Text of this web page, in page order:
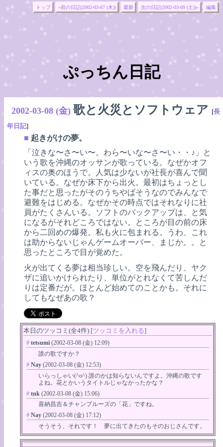
トップ «前の日記(2002-03-07 (木)) 最新 次の日記(2002-03-09 (土))» 編集
ぷっちん日記
2002-03-08 (金) 歌と火災とソフトウェア [長
年日記]
■ 起きがけの夢。
「泣きな〜さ〜い〜。わら〜いな〜さ〜い・・♪」と
いう歌を沖縄のオッサンが歌っている。なぜかオフ
ィスの奥のほうで。人気は少ないが社長が喜んで聞
いている。なぜか床下から出火。最初はちょっとし
た事だと思ったがそのうちやばそうなのでみんなで
避難をはじめる。なぜかその時点ではそれなりに社
員がたくさんいる。ソフトのバックアップは、と気
になるがそれどころではない。ところが目の前の床
から二回めの爆発。私も火に包まれる。うわ、これ
は助からないじゃんゲームオーバー、まじか。。と
思ったところで目が覚めた。
火が出てくる夢は相当珍しい。空を飛んだり、ヤク
ザに追いかけられたり、単位がとれなくて苦しんだ
りは定番だが。ほとんど始めてのことかも。それに
してもなぜあの歌？
本日のツッコミ(全4件) [ツッコミを入れる]
# tetsumi (2002-03-08 (金) 12:09)
誰の歌ですか？
# Nay (2002-03-08 (金) 12:53)
いらっしゃい(^o^) 誰のかは知らないんですよ。沖縄の歌です
よね。花とかいうタイトルじゃなかったかな？
# tnk (2002-03-08 (金) 15:06)
喜納昌吉＆チャンプルーズの「花」ですね。
# Nay (2002-03-08 (金) 17:12)
そうそう、それです！ 夢に出てきたのもそのおじさんです。